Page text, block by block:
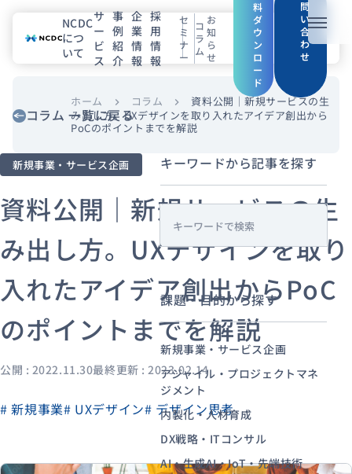
メニュ
NCDCについて
サービス
事例紹介
採用情報
セミナー コラム お知らせ
エンジニアブログ（Zenn）
お役立ち情報（PJ Insight）
資料ダウンロード お問い合わせ
NCDC
につ
いて
サ
ー
ビ
ス
事
例
紹
介
企
業
情
報
採
用
情
報
セ
ミ
ナ
ー
コ
ラ
ム
お
知
ら
せ
料
ダ
ウ
ン
ロ
ー
ド
問
い
合
わ
せ
コラム 一覧に戻る
ホーム chevron_right コラム chevron_right
資料公開｜新規サービスの生
み出し方。UXデザインを取り入れたアイデア創出から
PoCのポイントまでを解説
新規事業・サービス企画
資料公開｜新規サービスの生
み出し方。UXデザインを取り
入れたアイデア創出からPoC
のポイントまでを解説
公開 : 2022.11.30最終更新 : 2023.02.14
# 新規事業# UXデザイン# デザイン思考
キーワードから記事を探す
e
a
r
c
h
課題・目的から探す
新規事業・サービス企画
アジャイル・プロジェクトマネ
ジメント
内製化・人材育成
DX戦略・ITコンサル
AI・生成AI・IoT・先端技術